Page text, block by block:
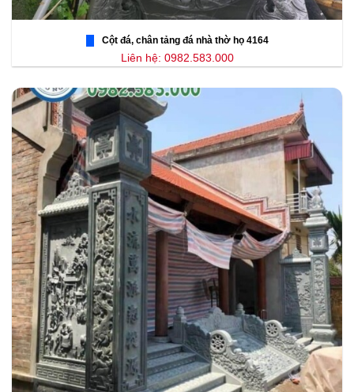
Cột đá, chân tảng đá nhà thờ họ 4164
Liên hệ: 0982.583.000